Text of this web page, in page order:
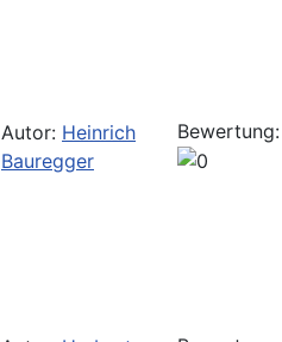
Autor: Heinrich
Bauregger
Bewertung: